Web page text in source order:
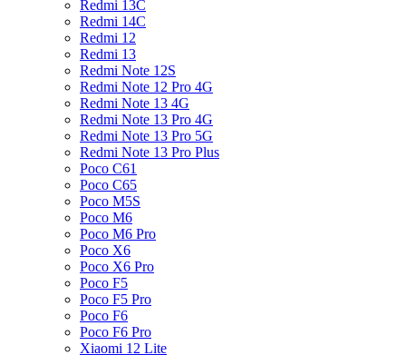
Redmi 13C
Redmi 14C
Redmi 12
Redmi 13
Redmi Note 12S
Redmi Note 12 Pro 4G
Redmi Note 13 4G
Redmi Note 13 Pro 4G
Redmi Note 13 Pro 5G
Redmi Note 13 Pro Plus
Poco C61
Poco C65
Poco M5S
Poco M6
Poco M6 Pro
Poco X6
Poco X6 Pro
Poco F5
Poco F5 Pro
Poco F6
Poco F6 Pro
Xiaomi 12 Lite